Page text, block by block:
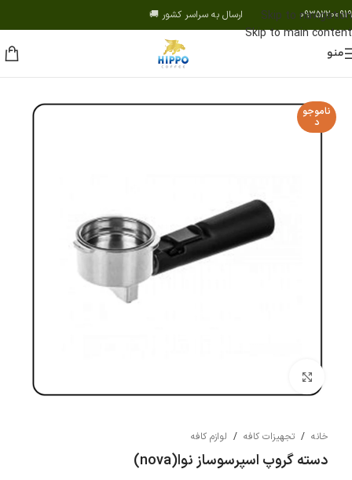
Skip to navigation
Skip to main content
09352200919 ارسال به سراسر کشور 🚚
منو
ناموجو
د
خانه / تجهیزات کافه / لوازم کافه
دسته گروپ اسپرسوساز نوا(nova)